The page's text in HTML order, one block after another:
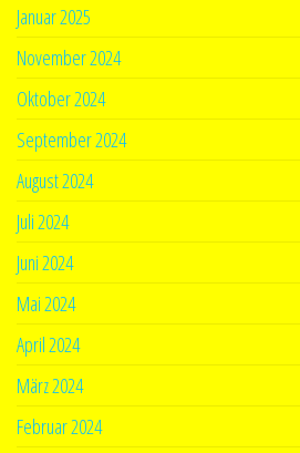
Januar 2025
November 2024
Oktober 2024
September 2024
August 2024
Juli 2024
Juni 2024
Mai 2024
April 2024
März 2024
Februar 2024